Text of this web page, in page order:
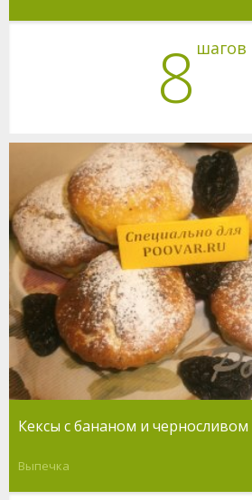
8 шагов
Кексы с бананом и черносливом
Выпечка